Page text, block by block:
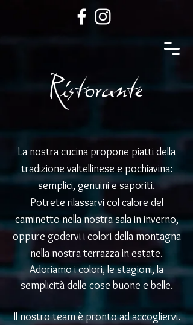
Ristorante
La nostra cucina propone piatti della
tradizione valtellinese e pochiavina:
semplici, genuini e saporiti.
Potrete rilassarvi col calore del
caminetto nella nostra sala in inverno,
oppure godervi i colori della montagna
nella nostra terrazza in estate.
Adoriamo i colori, le stagioni, la
semplicità delle cose buone e belle.
Il nostro team è pronto ad accogliervi.